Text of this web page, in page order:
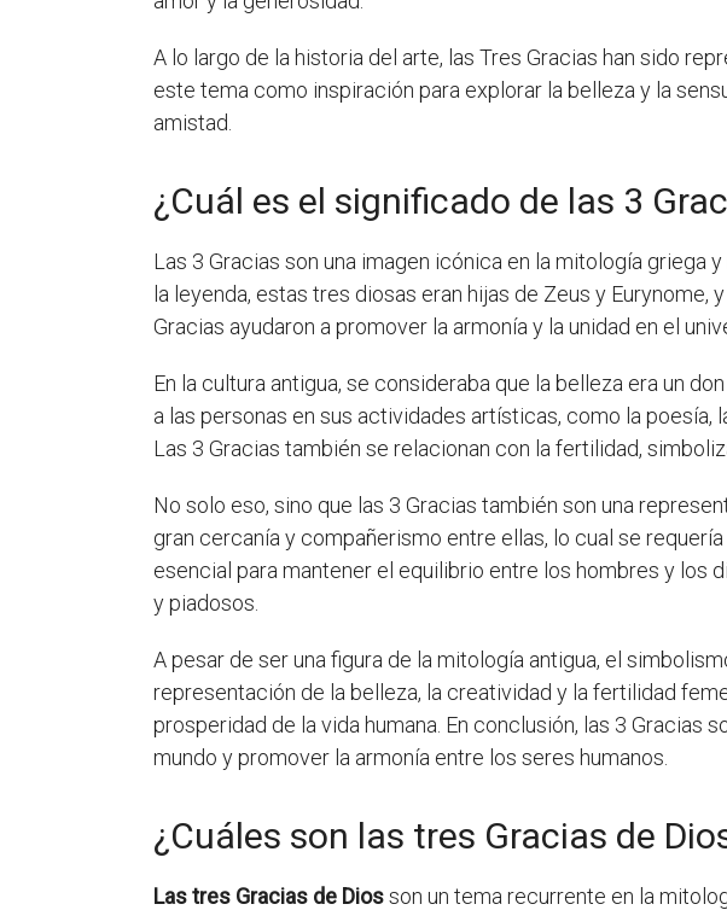
A lo largo de la historia del arte, las Tres Gracias han sido
este tema como inspiración para explorar la belleza y la
amistad.
¿Cuál es el significado de las 3
Las 3 Gracias son una imagen icónica en la mitología griega
la leyenda, estas tres diosas eran hijas de Zeus y
Gracias ayudaron a promover la armonía y la unidad en el
En la cultura antigua, se consideraba que la belleza era un
a las personas en sus actividades artísticas, como la poesía,
Las 3 Gracias también se relacionan con la fertilidad,
No solo eso, sino que las 3 Gracias también son una
gran cercanía y compañerismo entre ellas, lo cual se
esencial para mantener el equilibrio entre los hombres y los
y piadosos.
A pesar de ser una figura de la mitología antigua, el
representación de la belleza, la creatividad y la fertilidad
prosperidad de la vida humana. En conclusión, las 3 Gracias
mundo y promover la armonía entre los seres humanos.
¿Cuáles son las tres Gracias de
Las tres Gracias de Diosson un tema recurrente en la